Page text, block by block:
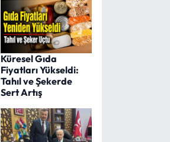
Küresel Gıda
Fiyatları Yükseldi:
Tahıl ve Şekerde
Sert Artış